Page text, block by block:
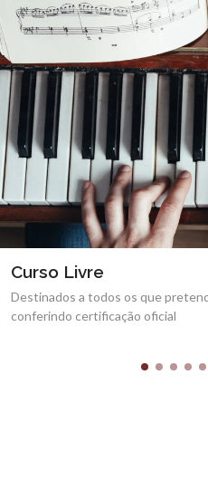
Pré-Escolar
É um curso não oficial dirigido a
de-infância